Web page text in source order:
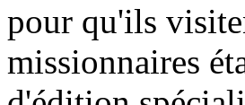
pour qu'ils
missionnaires